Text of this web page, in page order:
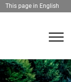
This page in English